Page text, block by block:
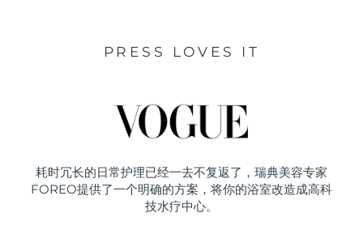
PRESS LOVES IT
耗时冗长的日常护理已经一去不复返了，瑞典美容专家
FOREO提供了一个明确的方案，将你的浴室改造成高科
技水疗中心。